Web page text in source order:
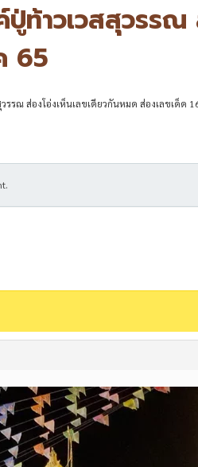
ท้าวเวสสุวรรณ
65
รณ ส่องโอ่งเห็นเลขเดียวกันหมด ส่องเลขเด็ด
.